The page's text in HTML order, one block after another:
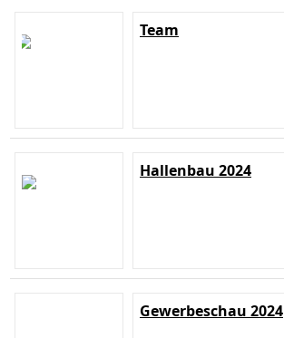
Team
Hallenbau 2024
Gewerbeschau 2024